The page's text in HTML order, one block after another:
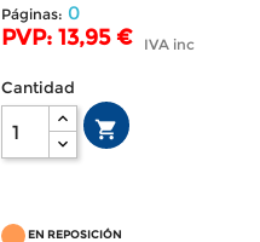
Páginas: 0
PVP: 13,95 € IVA inc
Cantidad

EN REPOSICIÓN